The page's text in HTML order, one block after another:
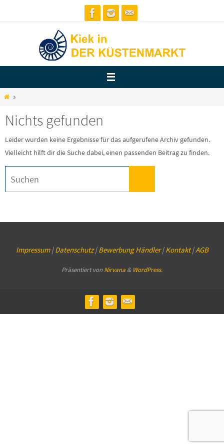
Start
Nichts gefunden
Leider wurden keine Ergebnisse für das aufgerufene Archiv gefunden.
Vielleicht hilft dir die Suche dabei, einen passenden Beitrag zu finden.
Impressum|Datenschutz|Bewerbung Händler|Kontakt|AGB
Präsentiert von Nirvana & WordPress.